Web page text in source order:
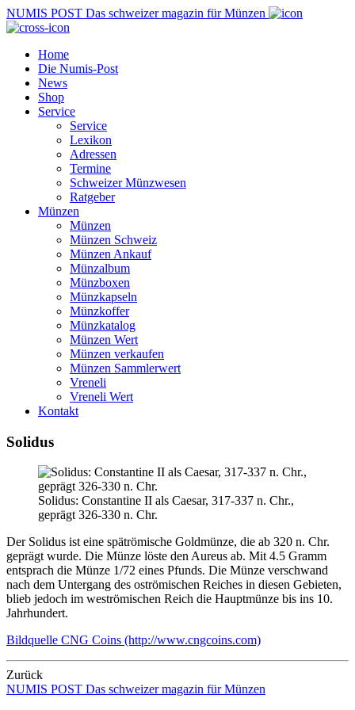
NUMIS POST Das schweizer magazin für Münzen
Home
Die Numis-Post
News
Shop
Service
Service
Lexikon
Adressen
Termine
Schweizer Münzwesen
Ratgeber
Münzen
Münzen
Münzen Schweiz
Münzen Ankauf
Münzalbum
Münzboxen
Münzkapseln
Münzkoffer
Münzkatalog
Münzen Wert
Münzen verkaufen
Münzen Sammlerwert
Vreneli
Vreneli Wert
Kontakt
Solidus
Solidus: Constantine II als Caesar, 317-337 n. Chr.,
geprägt 326-330 n. Chr.
Der Solidus ist eine spätrömische Goldmünze, die ab 320 n. Chr.
geprägt wurde. Die Münze löste den Aureus ab. Mit 4.5 Gramm
entsprach die Münze 1/72 eines Pfunds. Die Münze verschwand
nach dem Untergang des oströmischen Reiches in diesen Gebieten,
blieb jedoch im weströmischen Reich die Hauptmünze bis ins 10.
Jahrhundert.
Bildquelle CNG Coins (http://www.cngcoins.com)
Zurück
NUMIS POST Das schweizer magazin für Münzen